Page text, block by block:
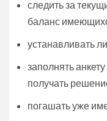
следить за
баланс
устанавливать
заполнять
получать
погашать уже